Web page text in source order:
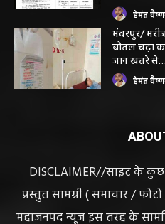
हेमंत
भंवरपुर/
बोतल चढ़ा
जान खतरे
हेमंत
DISCLAIMER//साइट के कुछ
प्रस्तुत सामग्री ( समाचार /
महाजनपद न्यूज इस तरह के